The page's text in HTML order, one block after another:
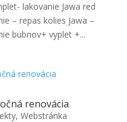
lakovanie Jawa red
– repas kolies Jawa –
bubnov+ vyplet +...
renovácia
, Webstránka